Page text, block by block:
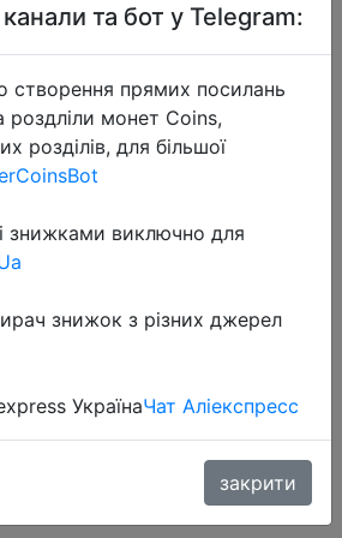
с
штампом,
красный/синий/
штамп
$12.99
та бот у Telegram:
створення прямих посилань
роздліли монет Coins,
розділів, для більшої
знижками виключно для
знижок з різних джерел
УкраїнаЧат Аліекспресс
закрити